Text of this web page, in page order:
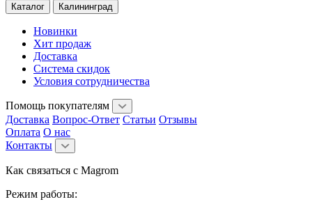
Каталог Калининград
Новинки
Хит продаж
Доставка
Система скидок
Условия сотрудничества
Помощь покупателям
Доставка Вопрос-Ответ Статьи Отзывы
Оплата О нас
Контакты
Как связаться с Magrom
Режим работы: